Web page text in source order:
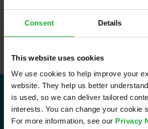
Consent Details
This website uses cookies
We use cookies to help improve your
website. They help us better
is used, so we can deliver tailored
interests. You can change your cookie
For more information, see our Privacy
Kontakt